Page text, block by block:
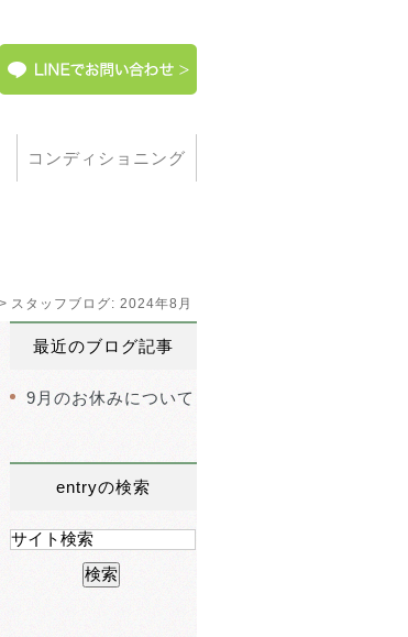
コンディショニング
スタッフブログ: 2024年8月
最近のブログ記事
9月のお休みについて
entryの検索